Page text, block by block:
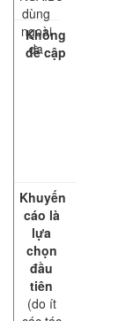
dùng
ngoài
da
Không
đề cập
Khuyến
cáo là
lựa
chọn
đầu
tiên
(do ít